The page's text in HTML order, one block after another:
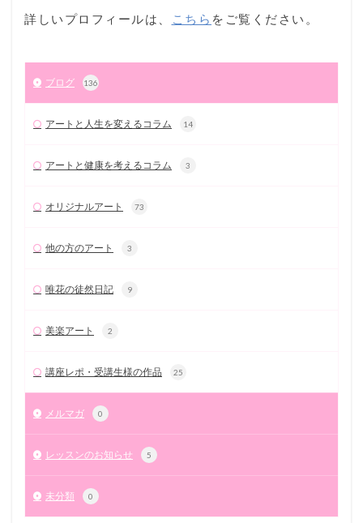
詳しいプロフィールは、 こちら をご覧ください。
ブログ 136
アートと人生を変えるコラム 14
アートと健康を考えるコラム 3
オリジナルアート 73
他の方のアート 3
唯花の徒然日記 9
美楽アート 2
講座レポ・受講生様の作品 25
メルマガ 0
レッスンのお知らせ 5
未分類 0